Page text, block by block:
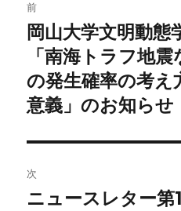
o
k
稿
ナ
ビ
シ
前
前
の
投
稿:
岡山大学文明動態
「南海トラフ地
の発生確率の考え
意義」のお知らせ
次
次
ニュースレター第